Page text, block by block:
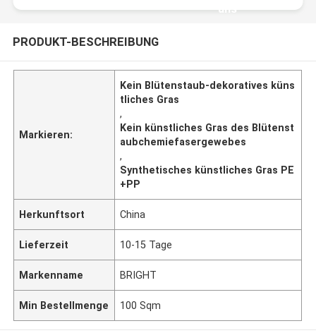
uns
PRODUKT-BESCHREIBUNG
Markieren:
Kein Blütenstaub-dekoratives küns
tliches Gras
,
Kein künstliches Gras des Blütenst
aubchemiefasergewebes
,
Synthetisches künstliches Gras PE
+PP
Herkunftsort China
Lieferzeit 10-15 Tage
Markenname BRIGHT
Min Bestellmenge 100 Sqm